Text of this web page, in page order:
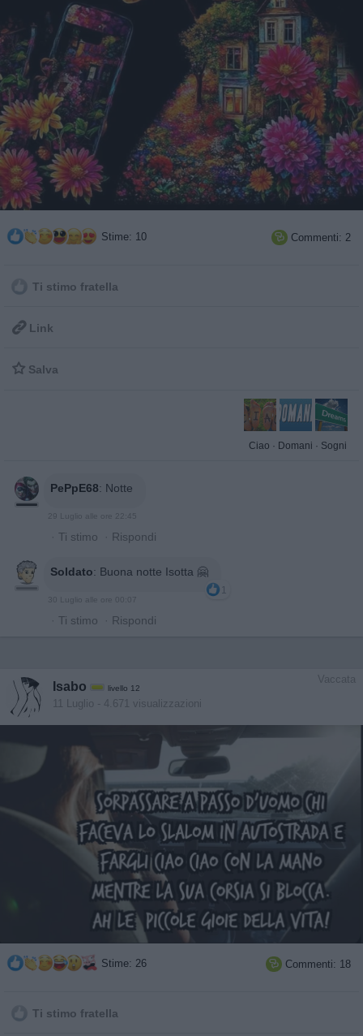
Stime: 10  Commenti: 2
Ti stimo fratella
 Link
 Salva
Ciao · Domani · Sogni
PePpE68: Notte
29 Luglio alle ore 22:45
· Ti stimo · Rispondi
Soldato: Buona notte Isotta 🤗
1
30 Luglio alle ore 00:07
· Ti stimo · Rispondi
Vaccata
Isabo livello 12
11 Luglio - 4.671 visualizzazioni
Stime: 26  Commenti: 18
Ti stimo fratella